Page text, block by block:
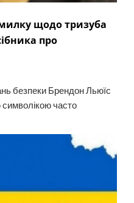
щодо тризуба
про
безпеки Брендон Льюїс
часто